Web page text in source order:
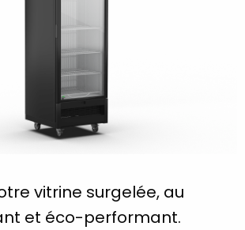
vitrine surgelée, au
et éco-performant.